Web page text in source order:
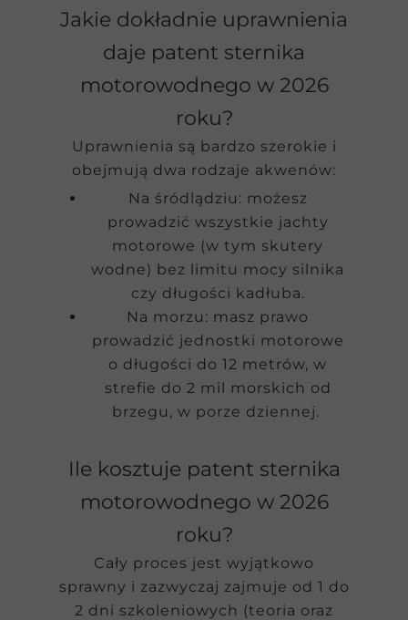
Jakie dokładnie uprawnienia
daje patent sternika
motorowodnego w 2026
roku?
Uprawnienia są bardzo szerokie i
obejmują dwa rodzaje akwenów:
Na śródlądziu: możesz
prowadzić wszystkie jachty
motorowe (w tym skutery
wodne) bez limitu mocy silnika
czy długości kadłuba.
Na morzu: masz prawo
prowadzić jednostki motorowe
o długości do 12 metrów, w
strefie do 2 mil morskich od
brzegu, w porze dziennej.
Ile kosztuje patent sternika
motorowodnego w 2026
roku?
Cały proces jest wyjątkowo
sprawny i zazwyczaj zajmuje od 1 do
2 dni szkoleniowych (teoria oraz